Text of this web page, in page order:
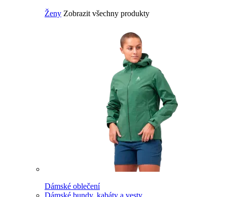
Ženy Zobrazit všechny produkty
Dámské oblečení
Dámské bundy, kabáty a vesty